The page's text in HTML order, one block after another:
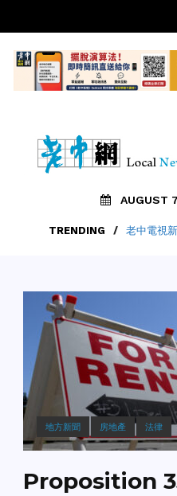
AUGUST
TRENDING / 老中電視
地方新聞 房地產 法律
Proposition